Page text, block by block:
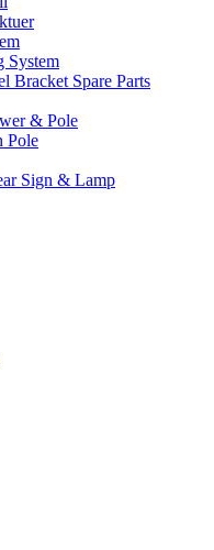
System
Bracket Spare Parts
& Pole
Pole
Sign & Lamp